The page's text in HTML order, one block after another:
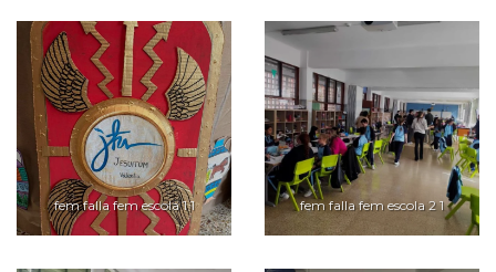
fem falla fem escola 1 1 fem falla fem escola 2 1